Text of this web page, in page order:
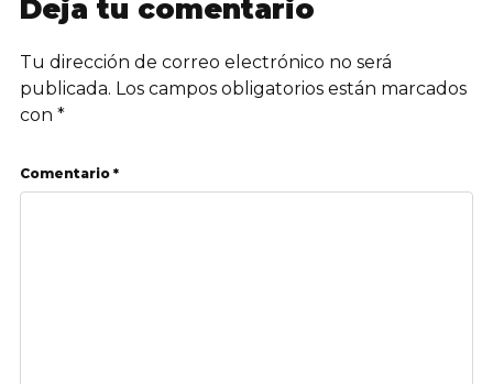
Deja tu comentario
Tu dirección de correo electrónico no será
publicada. Los campos obligatorios están marcados
con *
Comentario *